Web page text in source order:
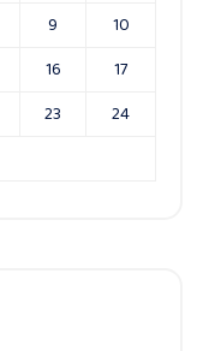
9
10
16
17
23
24